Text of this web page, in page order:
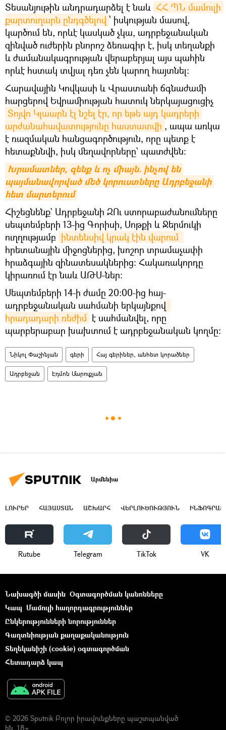
Տեսանյութին անդրադարձել է նաև ՀՀ ՊՆ մամուլի
քարտուղարն ընդգծելով ՝ իսկության մասով,
կարծում են, որևէ կասկած չկա, ադրբեջանական
զինված ուժերին բնորոշ ձեռագիր է, իսկ տեղանքի
և ժամանակագրության վերաբերյալ այս պահին
որևէ հստակ տվյալ դեռ չեն կարող հայտնել։
Հարավային Կովկասի և Վրաստանի ճգնաժամի
հարցերով Եվրամիության հատուկ ներկայացուցիչ
Տոյվո Կլաարն էլ նշել էր, որ եթե այդ կադրերի
արժանահավատությունը հաստատվի , ապա առկա
է ռազմական հանցագործություն, որը պետք է
հետաքննվի, իսկ մեղավորները` պատժվեն։
Խրամատներ, զենք և ոչ միայն. ինչով են
պայմանավորված մեծ կորուստները Ադրբեջանի
հետ մարտերում
Հիշեցնենք` Ադրբեջանի ԶՈւ ստորաբաժանումները
սեպտեմբերի 13-ից Գորիսի, Սոթքի և Ջերմուկի
ուղղությամբ
հրետանային միջոցներից, խոշոր տրամաչափի
հրաձգային զինատեսակներից։ Հակառակորդը
կիրառում էր նաև ԱԹՍ-ներ:
Սեպտեմբերի 14-ի ժամը 20։00-ից հայ-
ադրբեջանական սահմանի երկայնքով
հրադադարի ռեժիմ է սահմանվել, որը
պարբերաբար խախտում է ադրբեջանական կողմը։
Նիկոլ Փաշինյան գերի Հայ գերիներ, անհետ կորածներ
Ադրբեջան Էդմոն Մարուքյան
Արմենիա
ԼՈՒՐԵՐ ՀԱՅԱՍՏԱՆ ԱՇԽԱՐՀ ՎԵՐԼՈՒԾՈՒԹՅՈՒՆ
Rutube Telegram ТikТоk VK
Նախագծի մասին Օգտագործման կանոնները
Կապ Մամուլի հաղորդագրություններ
Ընկերությունների նորություններ
Գաղտնիության քաղաքականություն
Տեղեկանիշի (cookie) օգտագործման
Հետադարձ կապ
© 2026 Sputnik Բոլոր իրավունքները պաշտպանված
են. 18+